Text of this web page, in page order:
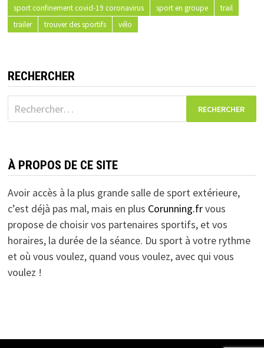
sport confinement covid-19 coronavirus
sport en groupe
trail
trailer
trouver des sportifs vélo
RECHERCHER
Rechercher :
À PROPOS DE CE SITE
Avoir accès à la plus grande salle de sport extérieure,
c’est déjà pas mal, mais en plus Corunning.frvous
propose de choisir vos partenaires sportifs, et vos
horaires, la durée de la séance. Du sport à votre rythme
et où vous voulez, quand vous voulez, avec qui vous
voulez !